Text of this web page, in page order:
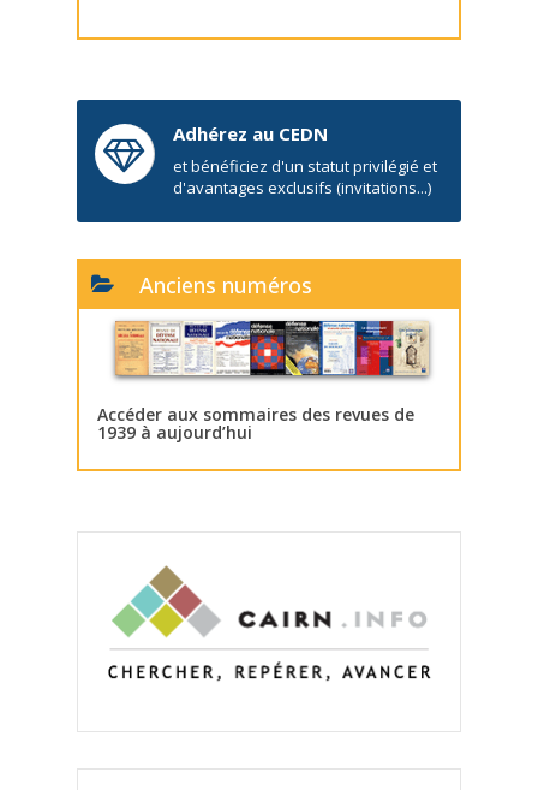
Adhérez au CEDN
et bénéficiez d'un statut privilégié et
d'avantages exclusifs (invitations...)
Anciens numéros
Accéder aux sommaires des revues de
1939 à aujourd’hui